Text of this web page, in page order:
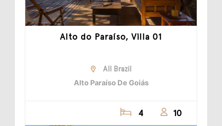
Alto do Paraíso, Villa 01
All Brazil
Alto Paraíso De Goiás
4 10